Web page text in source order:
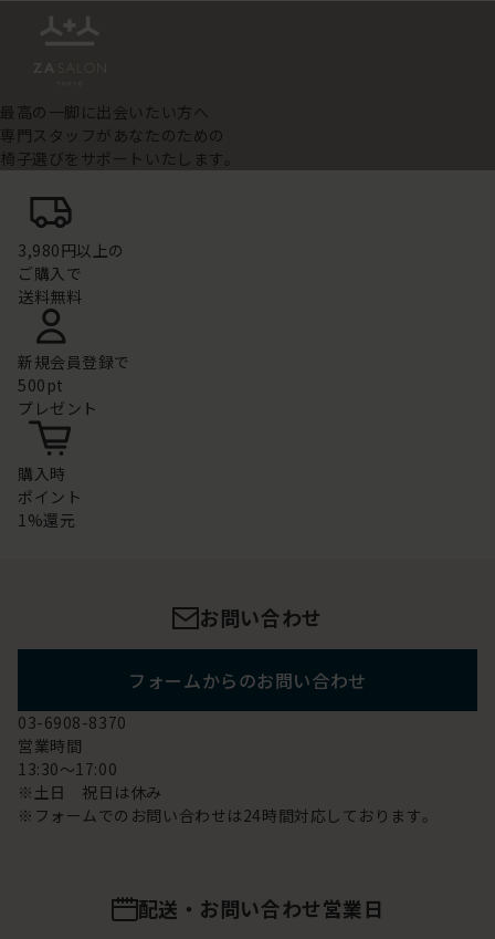
最高の一脚に出会いたい方へ
専門スタッフがあなたのための
椅子選びをサポートいたします。
3,980円以上の
ご購入で
送料無料
新規会員登録で
500pt
プレゼント
購入時
ポイント
1%還元
お問い合わせ
フォームからのお問い合わせ
03-6908-8370
営業時間
13:30～17:00
※土日 祝日は休み
※フォームでのお問い合わせは24時間対応しております。
配送・お問い合わせ営業日